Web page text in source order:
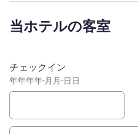
ご利用いただけます。
当ホテルの客室
このホテルを予約
チェックイン
年年年年-月月-日日